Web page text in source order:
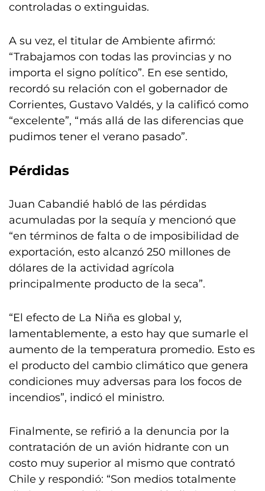
controladas o extinguidas.
A su vez, el titular de Ambiente afirmó:
“Trabajamos con todas las provincias y no
importa el signo político”. En ese sentido,
recordó su relación con el gobernador de
Corrientes, Gustavo Valdés, y la calificó como
“excelente”, “más allá de las diferencias que
pudimos tener el verano pasado”.
Pérdidas
Juan Cabandié habló de las pérdidas
acumuladas por la sequía y mencionó que
“en términos de falta o de imposibilidad de
exportación, esto alcanzó 250 millones de
dólares de la actividad agrícola
principalmente producto de la seca”.
“El efecto de La Niña es global y,
lamentablemente, a esto hay que sumarle el
aumento de la temperatura promedio. Esto es
el producto del cambio climático que genera
condiciones muy adversas para los focos de
incendios”, indicó el ministro.
Finalmente, se refirió a la denuncia por la
contratación de un avión hidrante con un
costo muy superior al mismo que contrató
Chile y respondió: “Son medios totalmente